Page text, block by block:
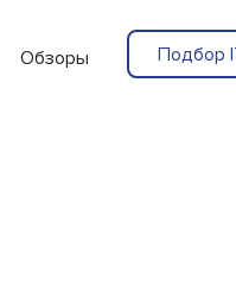
Обзоры Подбор